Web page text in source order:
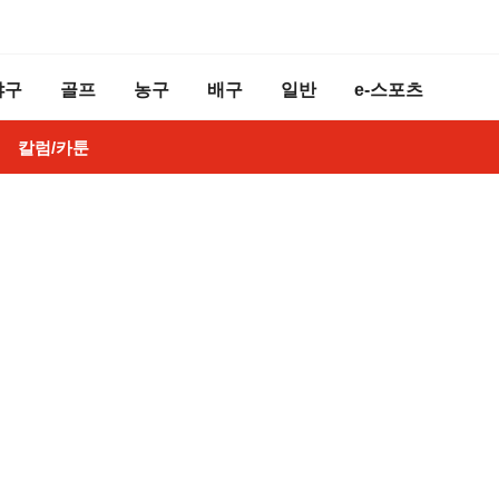
구 골프 농구 배구 일반 e-스포츠
칼럼/카툰